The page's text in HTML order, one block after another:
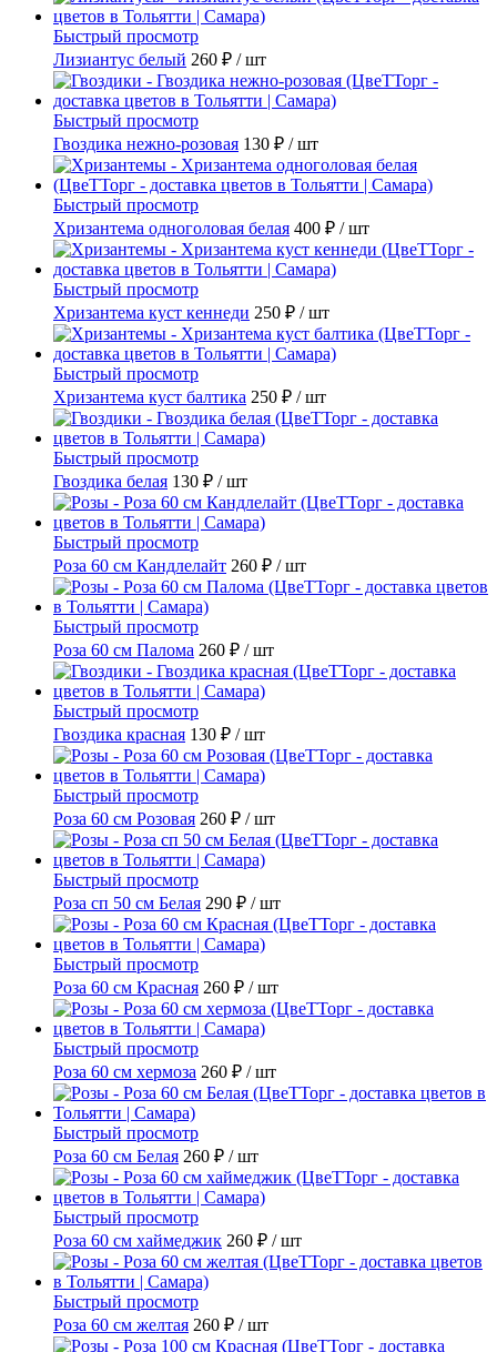
Быстрый просмотр
Лизиантус белый 260 ₽ / шт
Быстрый просмотр
Гвоздика нежно-розовая 130 ₽ / шт
Быстрый просмотр
Хризантема одноголовая белая 400 ₽ / шт
Быстрый просмотр
Хризантема куст кеннеди 250 ₽ / шт
Быстрый просмотр
Хризантема куст балтика 250 ₽ / шт
Быстрый просмотр
Гвоздика белая 130 ₽ / шт
Быстрый просмотр
Роза 60 см Кандлелайт 260 ₽ / шт
Быстрый просмотр
Роза 60 см Палома 260 ₽ / шт
Быстрый просмотр
Гвоздика красная 130 ₽ / шт
Быстрый просмотр
Роза 60 см Розовая 260 ₽ / шт
Быстрый просмотр
Роза сп 50 см Белая 290 ₽ / шт
Быстрый просмотр
Роза 60 см Красная 260 ₽ / шт
Быстрый просмотр
Роза 60 см хермоза 260 ₽ / шт
Быстрый просмотр
Роза 60 см Белая 260 ₽ / шт
Быстрый просмотр
Роза 60 см хаймеджик 260 ₽ / шт
Быстрый просмотр
Роза 60 см желтая 260 ₽ / шт